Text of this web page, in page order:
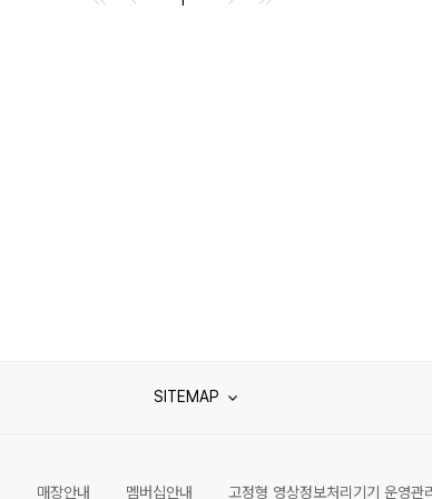
SITEMAP
매장안내 멤버십안내 고정형 영상정보처리기기 운영관